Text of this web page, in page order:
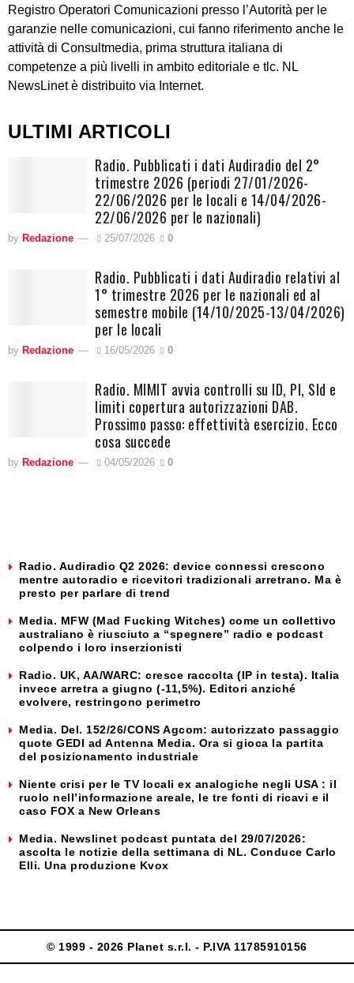
Registro Operatori Comunicazioni presso l’Autorità per le
garanzie nelle comunicazioni, cui fanno riferimento anche le
attività di Consultmedia, prima struttura italiana di
competenze a più livelli in ambito editoriale e tlc. NL
NewsLinet è distribuito via Internet.
ULTIMI ARTICOLI
Radio. Pubblicati i dati Audiradio del 2°
trimestre 2026 (periodi 27/01/2026-
22/06/2026 per le locali e 14/04/2026-
22/06/2026 per le nazionali)
by Redazione 25/07/2026 0
Radio. Pubblicati i dati Audiradio relativi al
1° trimestre 2026 per le nazionali ed al
semestre mobile (14/10/2025-13/04/2026)
per le locali
by Redazione 16/05/2026 0
Radio. MIMIT avvia controlli su ID, PI, SId e
limiti copertura autorizzazioni DAB.
Prossimo passo: effettività esercizio. Ecco
cosa succede
by Redazione 04/05/2026 0
Radio. Audiradio Q2 2026: device connessi crescono
mentre autoradio e ricevitori tradizionali arretrano. Ma è
presto per parlare di trend
Media. MFW (Mad Fucking Witches) come un collettivo
australiano è riusciuto a “spegnere” radio e podcast
colpendo i loro inserzionisti
Radio. UK, AA/WARC: cresce raccolta (IP in testa). Italia
invece arretra a giugno (-11,5%). Editori anziché
evolvere, restringono perimetro
Media. Del. 152/26/CONS Agcom: autorizzato passaggio
quote GEDI ad Antenna Media. Ora si gioca la partita
del posizionamento industriale
Niente crisi per le TV locali ex analogiche negli USA : il
ruolo nell’informazione areale, le tre fonti di ricavi e il
caso FOX a New Orleans
Media. Newslinet podcast puntata del 29/07/2026:
ascolta le notizie della settimana di NL. Conduce Carlo
Elli. Una produzione Kvox
© 1999 - 2026 Planet s.r.l. - P.IVA 11785910156